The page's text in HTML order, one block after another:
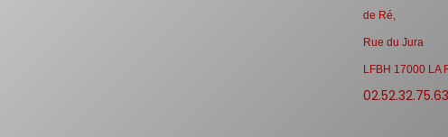
de Ré,
Rue du Jura
LFBH 17000 LA
02.52.32.75.63